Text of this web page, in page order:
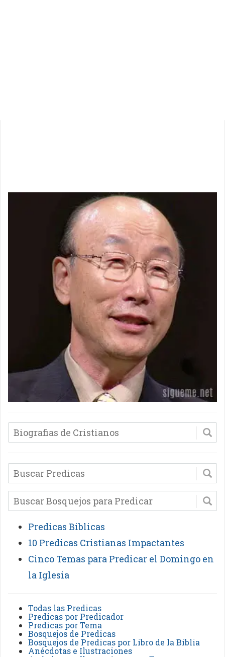
Predicas Biblicas
10 Predicas Cristianas Impactantes
Cinco Temas para Predicar el Domingo en
la Iglesia
Todas las Predicas
Predicas por Predicador
Predicas por Tema
Bosquejos de Predicas
Bosquejos de Predicas por Libro de la Biblia
Anécdotas e Ilustraciones